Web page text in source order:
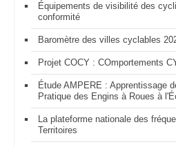
Équipements de visibilité des
conformité
Baromètre des villes cyclables
Projet COCY : COmportements
Étude AMPERE : Apprentissage
Pratique des Engins à Roues à
La plateforme nationale des
Territoires